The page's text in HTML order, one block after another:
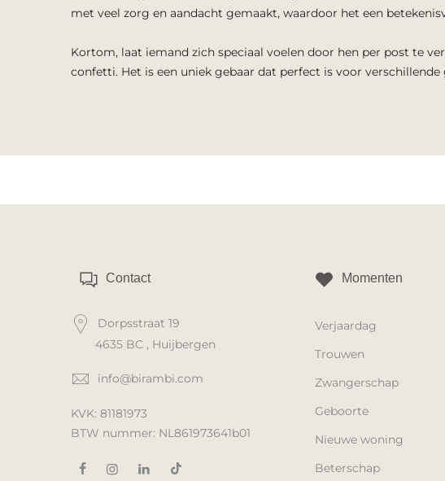
met veel zorg en aandacht gemaakt, waardoor het een
Kortom, laat iemand zich speciaal voelen door hen per post te
confetti. Het is een uniek gebaar dat perfect is voor
Contact
Dorpsstraat 19
4635 BC , Huijbergen
info@birambi.com
KVK: 81181973
BTW nummer: NL861973641b01
Momenten
Verjaardag
Trouwen
Zwangerschap
Geboorte
Nieuwe woning
Beterschap